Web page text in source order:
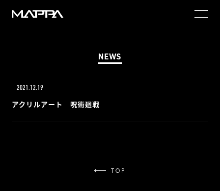
MAPPA
NEWS
2021.12.19
アクリルアート 呪術廻戦
TOP